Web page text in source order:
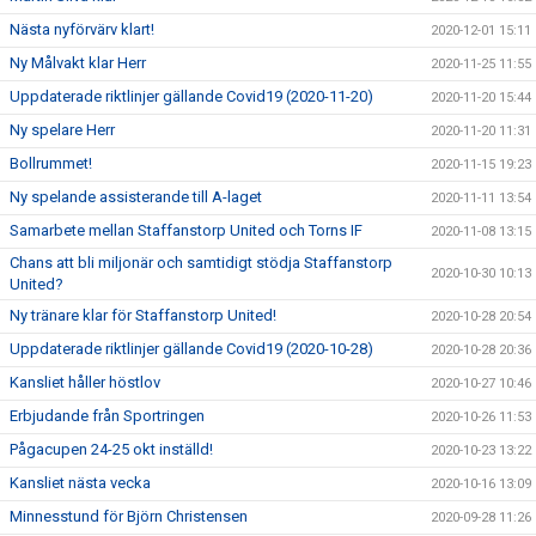
Nästa nyförvärv klart! 2020-12-01 15:11
Ny Målvakt klar Herr 2020-11-25 11:55
Uppdaterade riktlinjer gällande Covid19 (2020-11-20) 2020-11-20 15:44
Ny spelare Herr 2020-11-20 11:31
Bollrummet! 2020-11-15 19:23
Ny spelande assisterande till A-laget 2020-11-11 13:54
Samarbete mellan Staffanstorp United och Torns IF 2020-11-08 13:15
Chans att bli miljonär och samtidigt stödja Staffanstorp
United?
2020-10-30 10:13
Ny tränare klar för Staffanstorp United! 2020-10-28 20:54
Uppdaterade riktlinjer gällande Covid19 (2020-10-28) 2020-10-28 20:36
Kansliet håller höstlov 2020-10-27 10:46
Erbjudande från Sportringen 2020-10-26 11:53
Pågacupen 24-25 okt inställd! 2020-10-23 13:22
Kansliet nästa vecka 2020-10-16 13:09
Minnesstund för Björn Christensen 2020-09-28 11:26